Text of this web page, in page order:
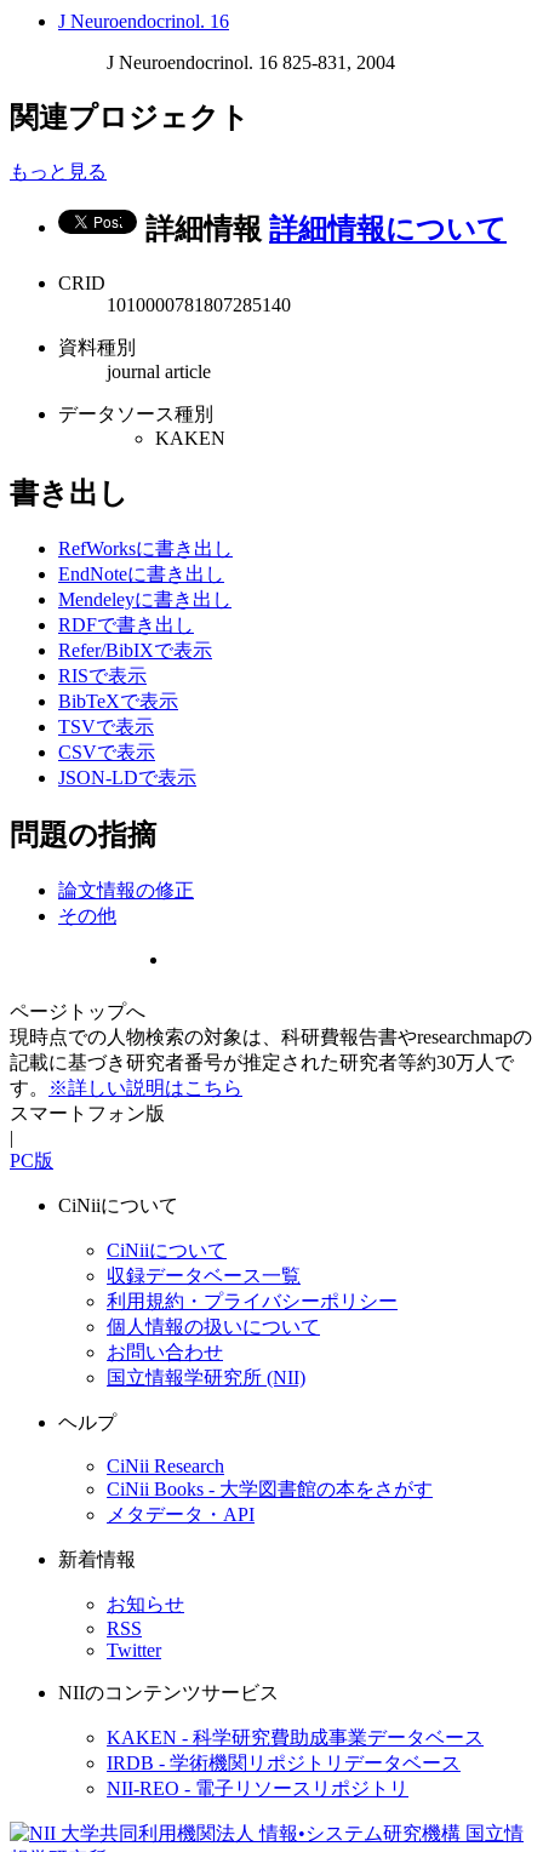
J Neuroendocrinol. 16
J Neuroendocrinol. 16 825-831, 2004
関連プロジェクト
もっと見る
詳細情報 詳細情報について
CRID
1010000781807285140
資料種別
journal article
データソース種別
KAKEN
書き出し
RefWorksに書き出し
EndNoteに書き出し
Mendeleyに書き出し
RDFで書き出し
Refer/BibIXで表示
RISで表示
BibTeXで表示
TSVで表示
CSVで表示
JSON-LDで表示
問題の指摘
論文情報の修正
その他
ページトップへ
現時点での人物検索の対象は、科研費報告書やresearchmapの
記載に基づき研究者番号が推定された研究者等約30万人で
す。
※詳しい説明はこちら
スマートフォン版
|
PC版
CiNiiについて
CiNiiについて
収録データベース一覧
利用規約・プライバシーポリシー
個人情報の扱いについて
お問い合わせ
国立情報学研究所 (NII)
ヘルプ
CiNii Research
CiNii Books - 大学図書館の本をさがす
メタデータ・API
新着情報
お知らせ
RSS
Twitter
NIIのコンテンツサービス
KAKEN - 科学研究費助成事業データベース
IRDB - 学術機関リポジトリデータベース
NII-REO - 電子リソースリポジトリ